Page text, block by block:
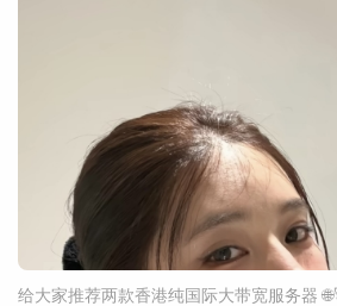
给大家推荐两款香港纯国际大带宽服务器